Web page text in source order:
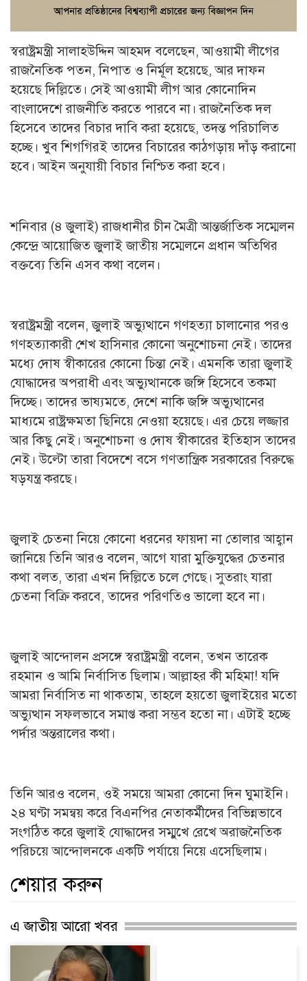
স্বরাষ্ট্রমন্ত্রী সালাহউদ্দিন আহমদ বলেছেন, আওয়ামী লীগের
রাজনৈতিক পতন, নিপাত ও নির্মূল হয়েছে, আর দাফন
হয়েছে দিল্লিতে। সেই আওয়ামী লীগ আর কোনোদিন
বাংলাদেশে রাজনীতি করতে পারবে না। রাজনৈতিক দল
হিসেবে তাদের বিচার দাবি করা হয়েছে, তদন্ত পরিচালিত
হচ্ছে। খুব শিগগিরই তাদের বিচারের কাঠগড়ায় দাঁড় করানো
হবে। আইন অনুযায়ী বিচার নিশ্চিত করা হবে।
শনিবার (৪ জুলাই) রাজধানীর চীন মৈত্রী আন্তর্জাতিক সম্মেলন
কেন্দ্রে আয়োজিত জুলাই জাতীয় সম্মেলনে প্রধান অতিথির
বক্তব্যে তিনি এসব কথা বলেন।
স্বরাষ্ট্রমন্ত্রী বলেন, জুলাই অভ্যুত্থানে গণহত্যা চালানোর পরও
গণহত্যাকারী শেখ হাসিনার কোনো অনুশোচনা নেই। তাদের
মধ্যে দোষ স্বীকারের কোনো চিন্তা নেই। এমনকি তারা জুলাই
যোদ্ধাদের অপরাধী এবং অভ্যুত্থানকে জঙ্গি হিসেবে তকমা
দিচ্ছে। তাদের ভাষ্যমতে, দেশে নাকি জঙ্গি অভ্যুত্থানের
মাধ্যমে রাষ্ট্রক্ষমতা ছিনিয়ে নেওয়া হয়েছে। এর চেয়ে লজ্জার
আর কিছু নেই। অনুশোচনা ও দোষ স্বীকারের ইতিহাস তাদের
নেই। উল্টো তারা বিদেশে বসে গণতান্ত্রিক সরকারের বিরুদ্ধে
ষড়যন্ত্র করছে।
জুলাই চেতনা নিয়ে কোনো ধরনের ফায়দা না তোলার আহ্বান
জানিয়ে তিনি আরও বলেন, আগে যারা মুক্তিযুদ্ধের চেতনার
কথা বলত, তারা এখন দিল্লিতে চলে গেছে। সুতরাং যারা
চেতনা বিক্রি করবে, তাদের পরিণতিও ভালো হবে না।
জুলাই আন্দোলন প্রসঙ্গে স্বরাষ্ট্রমন্ত্রী বলেন, তখন তারেক
রহমান ও আমি নির্বাসিত ছিলাম। আল্লাহর কী মহিমা! যদি
আমরা নির্বাসিত না থাকতাম, তাহলে হয়তো জুলাইয়ের মতো
অভ্যুত্থান সফলভাবে সমাপ্ত করা সম্ভব হতো না। এটাই হচ্ছে
পর্দার অন্তরালের কথা।
তিনি আরও বলেন, ওই সময়ে আমরা কোনো দিন ঘুমাইনি।
২৪ ঘণ্টা সমন্বয় করে বিএনপির নেতাকর্মীদের বিভিন্নভাবে
সংগঠিত করে জুলাই যোদ্ধাদের সম্মুখে রেখে অরাজনৈতিক
পরিচয়ে আন্দোলনকে একটি পর্যায়ে নিয়ে এসেছিলাম।
শেয়ার করুন
এ জাতীয় আরো খবর